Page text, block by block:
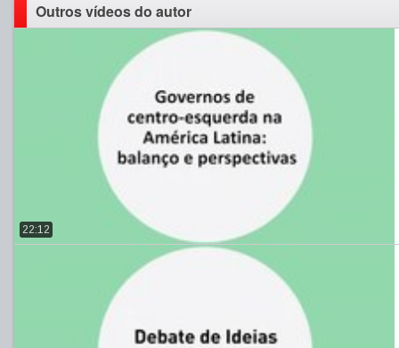
Outros vídeos do autor
22:12